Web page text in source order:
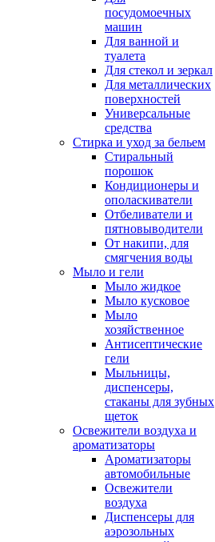
посудомоечных
машин
Для ванной и
туалета
Для стекол и зеркал
Для металлических
поверхностей
Универсальные
средства
Стирка и уход за бельем
Стиральный
порошок
Кондиционеры и
ополаскиватели
Отбеливатели и
пятновыводители
От накипи, для
смягчения воды
Мыло и гели
Мыло жидкое
Мыло кусковое
Мыло
хозяйственное
Антисептические
гели
Мыльницы,
диспенсеры,
стаканы для зубных
щеток
Освежители воздуха и
ароматизаторы
Ароматизаторы
автомобильные
Освежители
воздуха
Диспенсеры для
аэрозольных